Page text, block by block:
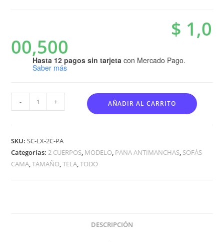
$ 1,0
00,500
Hasta 12 pagos sin tarjetacon Mercado Pago.
Saber más
- + AÑADIR AL CARRITO
SKU:SC-LX-2C-PA
Categorías:2 CUERPOS, MODELO, PANA ANTIMANCHAS, SOFÁS
CAMA,TAMAÑO,TELA,TODO
DESCRIPCIÓN